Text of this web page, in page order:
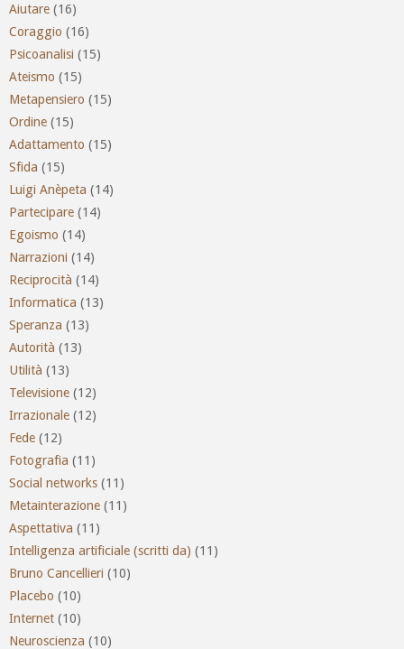
Aiutare (16)
Coraggio (16)
Psicoanalisi (15)
Ateismo (15)
Metapensiero (15)
Ordine (15)
Adattamento (15)
Sfida (15)
Luigi Anèpeta (14)
Partecipare (14)
Egoismo (14)
Narrazioni (14)
Reciprocità (14)
Informatica (13)
Speranza (13)
Autorità (13)
Utilità (13)
Televisione (12)
Irrazionale (12)
Fede (12)
Fotografia (11)
Social networks (11)
Metainterazione (11)
Aspettativa (11)
Intelligenza artificiale (scritti da) (11)
Bruno Cancellieri (10)
Placebo (10)
Internet (10)
Neuroscienza (10)